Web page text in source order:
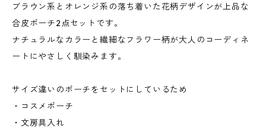
ブラウン系とオレンジ系の落ち着いた花柄デザインが上品な
合皮ポーチ2点セットです。
ナチュラルなカラーと繊細なフラワー柄が大人のコーディネ
ートにやさしく馴染みます。
サイズ違いのポーチをセットにしているため
・コスメポーチ
・文房具入れ